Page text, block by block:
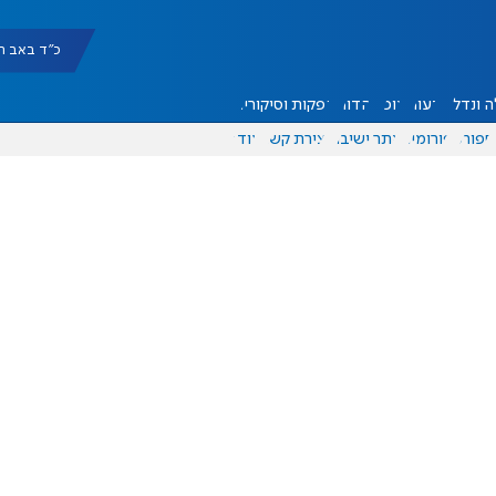
כ"ד באב תשפ"ו
ונדל"ן דעות אוכל יהדות הפקות וסיקורים
ספורט פורומים אתר ישיבה יצירת קשר עוד